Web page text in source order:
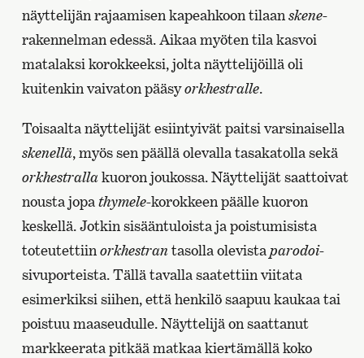
näyttelijän rajaamisen kapeahkoon tilaan skene-
rakennelman edessä. Aikaa myöten tila kasvoi
matalaksi korokkeeksi, jolta näyttelijöillä oli
kuitenkin vaivaton pääsyorkhestralle.
Toisaalta näyttelijät esiintyivät paitsi varsinaisella
skenellä, myös sen päällä olevalla tasakatolla sekä
orkhestrallakuoron joukossa. Näyttelijät saattoivat
nousta jopathymele-korokkeen päälle kuoron
keskellä. Jotkin sisääntuloista ja poistumisista
toteutettiin orkhestrantasolla olevistaparodoi-
sivuporteista. Tällä tavalla saatettiin viitata
esimerkiksi siihen, että henkilö saapuu kaukaa tai
poistuu maaseudulle. Näyttelijä on saattanut
markkeerata pitkää matkaa kiertämällä koko